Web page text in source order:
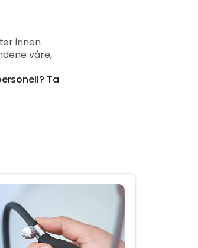
innen
våre,
Ta